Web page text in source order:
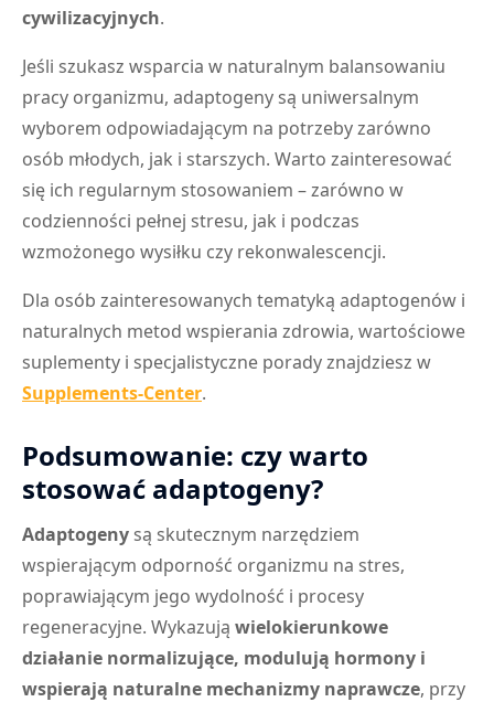
cywilizacyjnych.
Jeśli szukasz wsparcia w naturalnym balansowaniu
pracy organizmu, adaptogeny są uniwersalnym
wyborem odpowiadającym na potrzeby zarówno
osób młodych, jak i starszych. Warto zainteresować
się ich regularnym stosowaniem – zarówno w
codzienności pełnej stresu, jak i podczas
wzmożonego wysiłku czy rekonwalescencji.
Dla osób zainteresowanych tematyką adaptogenów i
naturalnych metod wspierania zdrowia, wartościowe
suplementy i specjalistyczne porady znajdziesz w
Supplements-Center.
Podsumowanie: czy warto
stosować adaptogeny?
Adaptogeny są skutecznym narzędziem
wspierającym odporność organizmu na stres,
poprawiającym jego wydolność i procesy
regeneracyjne. Wykazują wielokierunkowe
działanie normalizujące, modulują hormony i
wspierają naturalne mechanizmy naprawcze, przy